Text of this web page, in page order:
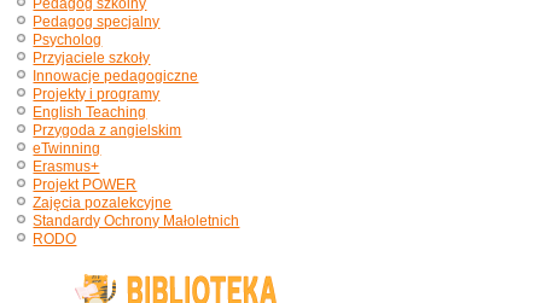
Pedagog szkolny
Pedagog specjalny
Psycholog
Przyjaciele szkoły
Innowacje pedagogiczne
Projekty i programy
English Teaching
Przygoda z angielskim
eTwinning
Erasmus+
Projekt POWER
Zajęcia pozalekcyjne
Standardy Ochrony Małoletnich
RODO